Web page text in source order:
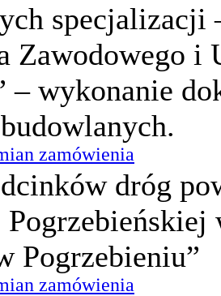
specjalizacji
Zawodowego i
– wykonanie
zamówienia
dróg
Pogrzebieniu”
zamówienia